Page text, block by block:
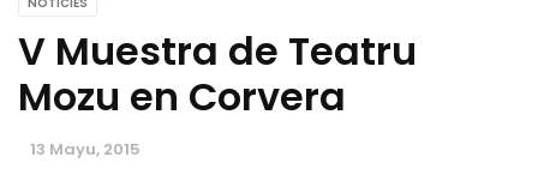
V Muestra de Teatru
Mozu en Corvera
13 Mayu, 2015